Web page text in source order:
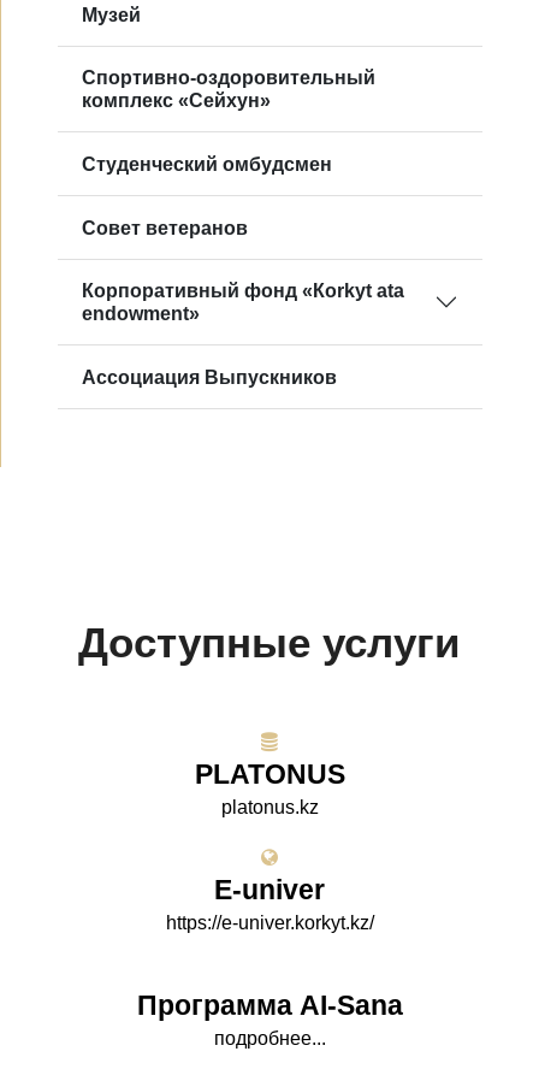
Музей
Спортивно-оздоровительный
комплекс «Сейхун»
Студенческий омбудсмен
Совет ветеранов
Корпоративный фонд «Кorkyt ata
endowment»
Ассоциация Выпускников
Доступные услуги
PLATONUS
platonus.kz
E-univer
https://e-univer.korkyt.kz/
Программа AI-Sana
подробнее...